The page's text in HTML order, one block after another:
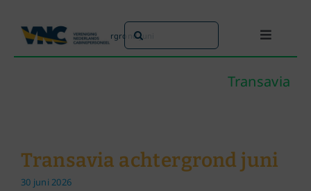
naar
inhoud
Toggle
Dossiers
Zoeken
naar:
Home» Transavia achtergrond juni
Transavia
Transavia achtergrond juni
30 juni 2026